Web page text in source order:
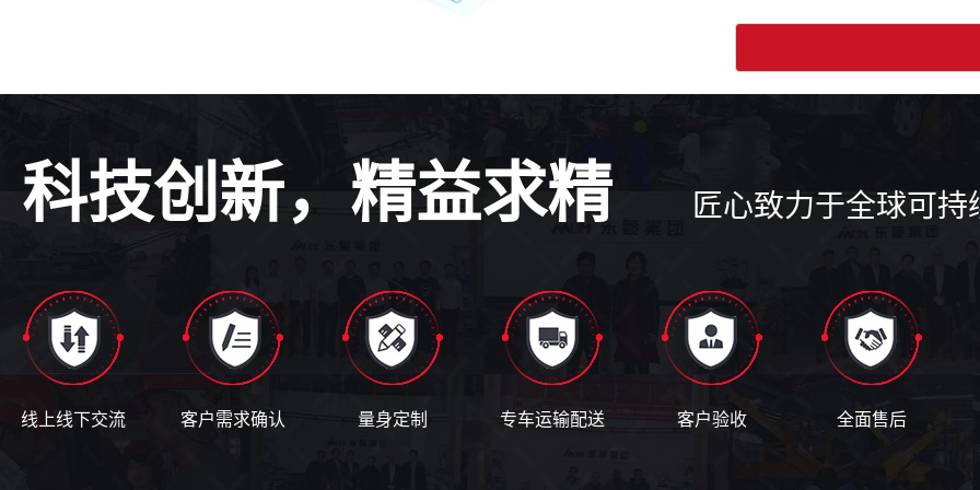
科技创新，精益求精 匠心致力于全球可持
线上线下交流 客户需求确认 量身定制 专车运输配送 客户验收 全面售后